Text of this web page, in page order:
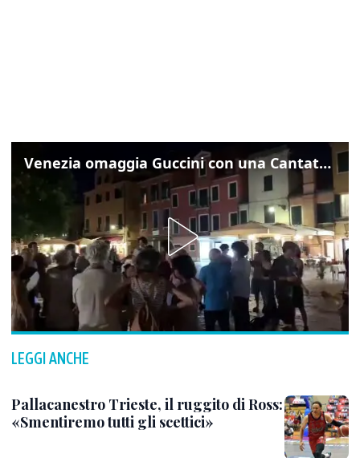
Venezia omaggia Guccini con una Cantata Anarchica in campo Santa Margherita
LEGGI ANCHE
Pallacanestro Trieste, il ruggito di Ross:
«Smentiremo tutti gli scettici»